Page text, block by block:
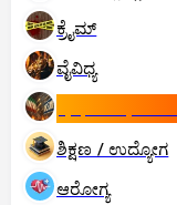
ಕ್ರೈಮ್
ವೈವಿಧ್ಯ
ಶಿಕ್ಷಣ / ಉದ್ಯೋಗ
ಆರೋಗ್ಯ